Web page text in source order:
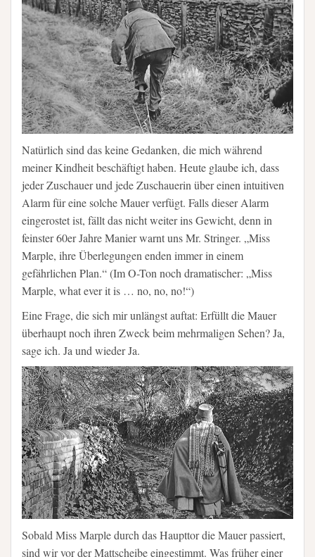
Natürlich sind das keine Gedanken, die mich während
meiner Kindheit beschäftigt haben. Heute glaube ich, dass
jeder Zuschauer und jede Zuschauerin über einen intuitiven
Alarm für eine solche Mauer verfügt. Falls dieser Alarm
eingerostet ist, fällt das nicht weiter ins Gewicht, denn in
feinster 60er Jahre Manier warnt uns Mr. Stringer. „Miss
Marple, ihre Überlegungen enden immer in einem
gefährlichen Plan.“ (Im O-Ton noch dramatischer: „Miss
Marple, what ever it is … no, no, no!“)
Eine Frage, die sich mir unlängst auftat: Erfüllt die Mauer
überhaupt noch ihren Zweck beim mehrmaligen Sehen? Ja,
sage ich. Ja und wieder Ja.
Sobald Miss Marple durch das Haupttor die Mauer passiert,
sind wir vor der Mattscheibe eingestimmt. Was früher einer